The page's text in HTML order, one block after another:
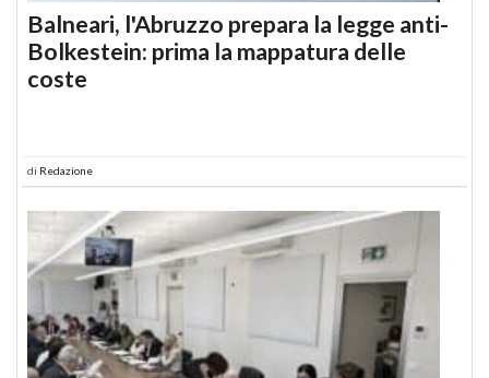
Balneari, l'Abruzzo prepara la legge anti-
Bolkestein: prima la mappatura delle
coste
di Redazione